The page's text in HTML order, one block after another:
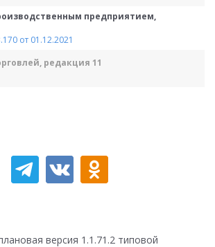
предприятием,
от 01.12.2021
редакция 11
версия 1.1.71.2 типовой